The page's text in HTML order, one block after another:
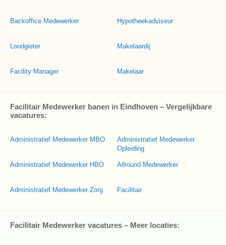
Backoffice Medewerker
Loodgieter
Facility Manager
Hypotheekadviseur
Makelaardij
Makelaar
Facilitair Medewerker banen in Eindhoven – Vergelijkbare
vacatures:
Administratief Medewerker MBO
Administratief Medewerker HBO
Administratief Medewerker Zorg
Administratief Medewerker
Opleiding
Allround Medewerker
Facilitair
Facilitair Medewerker vacatures – Meer locaties: